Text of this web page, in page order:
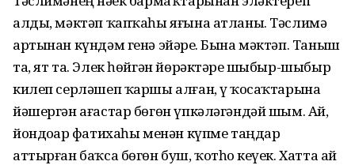
алды, мәктәп ҡапҡаһы яғына атланы. Тәслимә
артынан күндәм генә эйәрҙе. Бына мәктәп. Таныш
та, ят та. Элек һөйгән йөрәктәрҙе шыбыр-шыбыр
килеп серләшеп ҡаршы алған, үҙ ҡосаҡтарына
йәшергән ағастар бөгөн үпкәләгәндәй шым. Ай,
йондоҙҙар фатихаһы менән күпме таңдар
аттырған баҡса бөгөн буш, ҡотһоҙ кеүек. Хатта ай